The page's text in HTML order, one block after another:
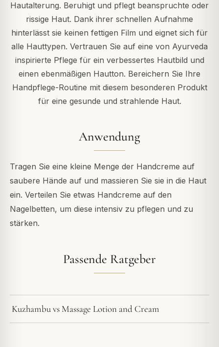
Hautalterung. Beruhigt und pflegt beanspruchte oder
rissige Haut. Dank ihrer schnellen Aufnahme
hinterlässt sie keinen fettigen Film und eignet sich für
alle Hauttypen. Vertrauen Sie auf eine von Ayurveda
inspirierte Pflege für ein verbessertes Hautbild und
einen ebenmäßigen Hautton. Bereichern Sie Ihre
Handpflege-Routine mit diesem besonderen Produkt
für eine gesunde und strahlende Haut.
Anwendung
Tragen Sie eine kleine Menge der Handcreme auf
saubere Hände auf und massieren Sie sie in die Haut
ein. Verteilen Sie etwas Handcreme auf den
Nagelbetten, um diese intensiv zu pflegen und zu
stärken.
Passende Ratgeber
Kuzhambu vs Massage Lotion and Cream